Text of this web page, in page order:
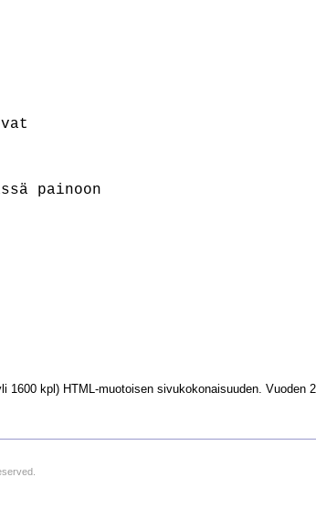
painoon
kpl) HTML-muotoisen sivukokonaisuuden. Vuoden